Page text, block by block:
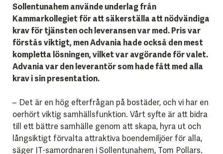
Sollentunahem använde underlag från
Kammarkollegiet för att säkerställa att nödvändiga
krav för tjänsten och leveransen var med. Pris var
förstås viktigt, men Advania hade också den mest
kompletta lösningen, vilket var avgörande för valet.
Advania var den leverantör som hade fått med alla
krav i sin presentation.
– Det är en hög efterfrågan på bostäder, och vi har en
oerhört viktig samhällsfunktion. Vårt syfte är att bidra
till ett bättre samhälle genom att skapa, hyra ut och
långsiktigt förvalta attraktiva boendemiljöer för alla,
säger IT-samordnaren i Sollentunahem, Tom Pollars.